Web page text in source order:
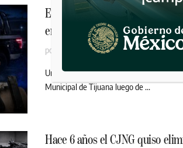
Estadunidense armado es
en playas de Tijuana
por MEXICO COMUNICA 2026-07-08
Un hombre fue detenido la tarde del 7
Municipal de Tijuana luego de ...
Hace 6 años el CJNG quiso